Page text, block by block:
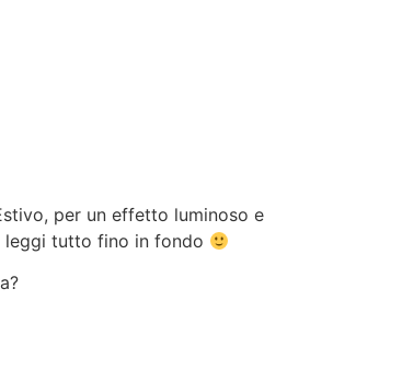
per un effetto luminoso e
leggi tutto fino in fondo